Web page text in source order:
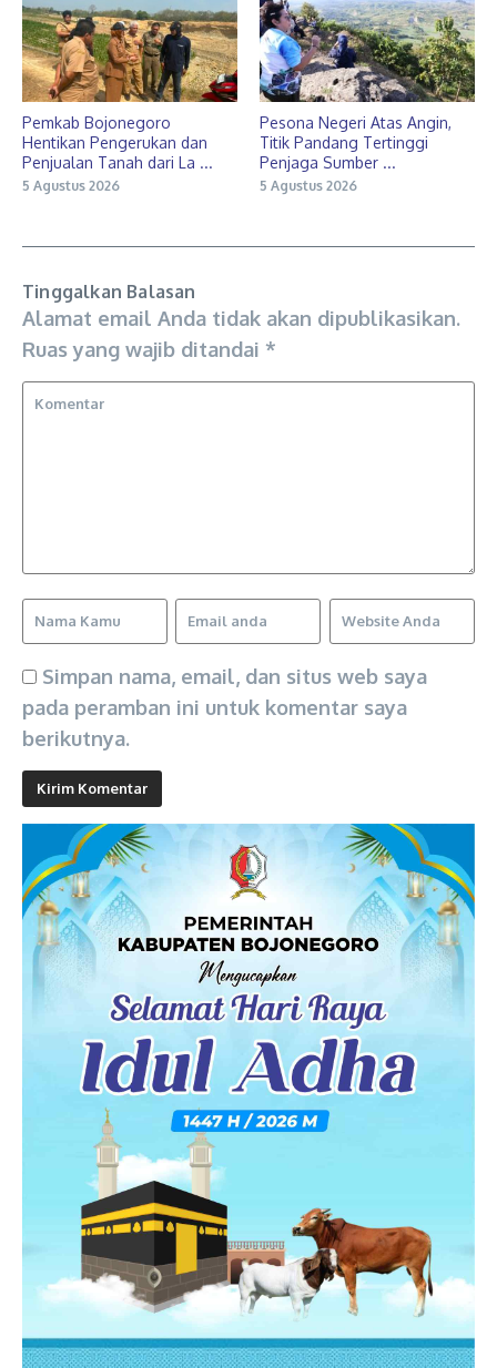
Pemkab Bojonegoro
Hentikan Pengerukan dan
Penjualan Tanah dari La ...
5 Agustus 2026
Pesona Negeri Atas Angin,
Titik Pandang Tertinggi
Penjaga Sumber ...
5 Agustus 2026
Tinggalkan Balasan
Alamat email Anda tidak akan dipublikasikan.
Ruas yang wajib ditandai *
Simpan nama, email, dan situs web saya
pada peramban ini untuk komentar saya
berikutnya.